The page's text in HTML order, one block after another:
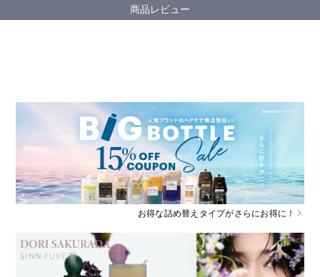
商品レビュー
お得な詰め替えタイプがさらにお得に！